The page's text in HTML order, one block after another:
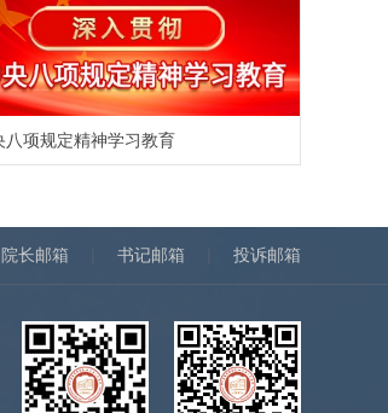
八项规定精神学习教育
院长邮箱 书记邮箱 投诉邮箱